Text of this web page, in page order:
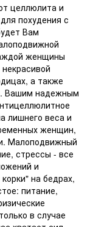
целлюлита и
похудения с
Вам
женщины
а также
Вашим надежным
лишнего веса и
женщин,
Малоподвижный
стрессы - все
и
на бедрах,
питание,
в случае